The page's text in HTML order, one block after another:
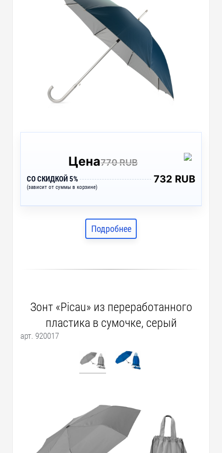
Цена770 RUB
СО СКИДКОЙ 5%
(зависит от суммы в корзине)
732 RUB
Подробнее
Зонт «Picau» из переработанного
пластика в сумочке, серый
арт. 920017